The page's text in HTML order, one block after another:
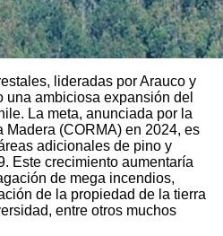
lideradas por Arauco y
una ambiciosa expansión del
La meta, anunciada por la
(CORMA) en 2024, es
adicionales de pino y
Este crecimiento aumentaría
de mega incendios,
de la propiedad de la tierra
entre otros muchos